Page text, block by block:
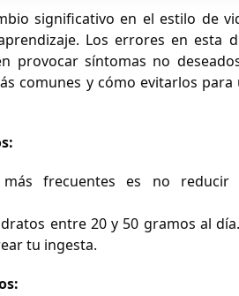
significativo en el estilo de
Los errores en esta
provocar síntomas no
comunes y cómo evitarlos para
frecuentes es no reducir
entre 20 y 50 gramos al
tu ingesta.